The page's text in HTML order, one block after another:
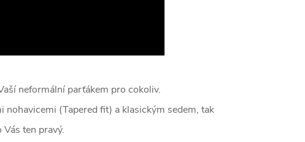
neformální parťákem pro cokoliv.
(Tapered fit) a klasickým sedem, tak
Vás ten pravý.